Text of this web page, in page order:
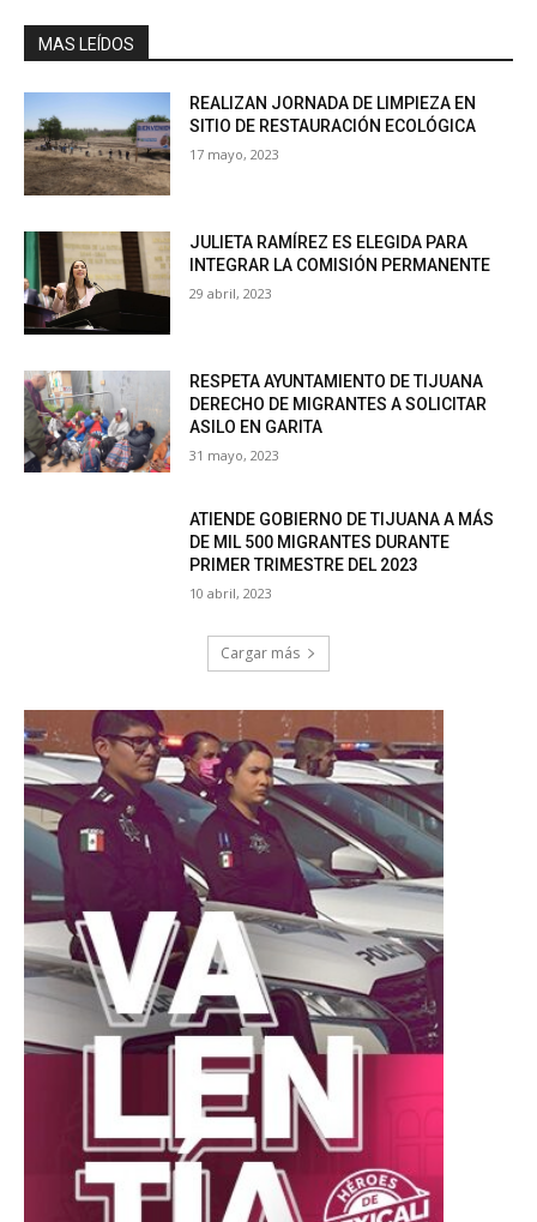
MAS LEÍDOS
REALIZAN JORNADA DE LIMPIEZA EN
SITIO DE RESTAURACIÓN ECOLÓGICA
17 mayo, 2023
JULIETA RAMÍREZ ES ELEGIDA PARA
INTEGRAR LA COMISIÓN PERMANENTE
29 abril, 2023
RESPETA AYUNTAMIENTO DE TIJUANA
DERECHO DE MIGRANTES A SOLICITAR
ASILO EN GARITA
31 mayo, 2023
ATIENDE GOBIERNO DE TIJUANA A MÁS
DE MIL 500 MIGRANTES DURANTE
PRIMER TRIMESTRE DEL 2023
10 abril, 2023
Cargar más